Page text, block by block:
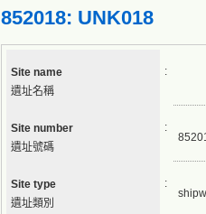
852018: UNK018
Site name
遺址名稱
:
Site number
遺址號碼
:
Site type
遺址類別
: